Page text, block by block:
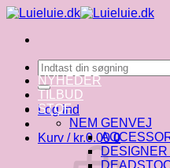
Fortsæt
indhold
Søg
efter:
Log ind
Kurv / kr.0.00 0
NYHEDER
TILBUD
STOF
NEM GENVEJ